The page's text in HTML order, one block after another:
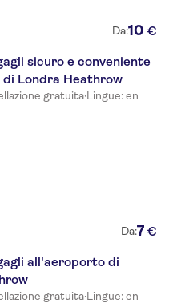
Da:10 €
sicuro e conveniente
di Londra Heathrow
gratuita·Lingue: en
Da:7 €
all'aeroporto di
gratuita·Lingue: en